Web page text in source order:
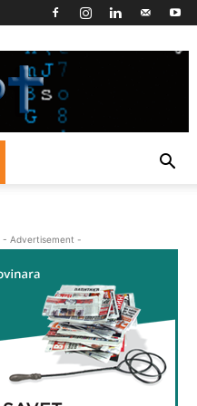
- Advertisement -